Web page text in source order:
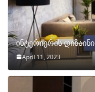
ინტერიერის დიზაინი
April 11, 2023